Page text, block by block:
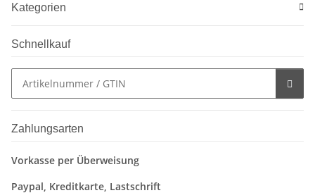
Kategorien
Schnellkauf
Zahlungsarten
Vorkasse per Überweisung
Paypal, Kreditkarte, Lastschrift